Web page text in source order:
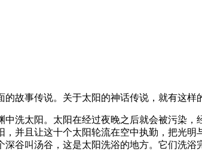
故事传说。关于太阳的神话传说，就有这样
洗太阳。太阳在经过夜晚之后就会被污染
并且让这十个太阳轮流在空中执勤，把光明
谷叫汤谷，这是太阳洗浴的地方。它们洗